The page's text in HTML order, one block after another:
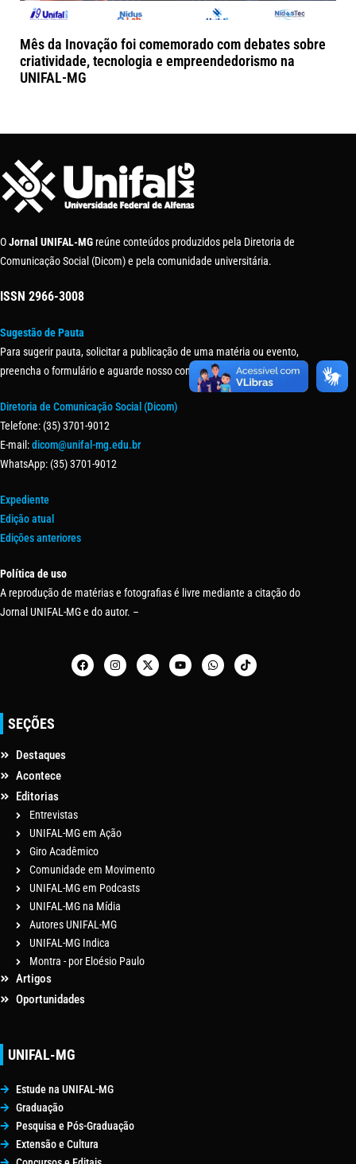
Mês da Inovação foi comemorado com debates sobre
criatividade, tecnologia e empreendedorismo na
UNIFAL-MG
OJornal UNIFAL-MG reúne conteúdos produzidos pela Diretoria de
Comunicação Social (Dicom) e pela comunidade universitária.
ISSN 2966-3008
Sugestão de Pauta
Para sugerir pauta, solicitar a publicação de uma matéria ou evento,
preencha o formulário e aguarde nosso contato.
Diretoria de Comunicação Social (Dicom)
Telefone: (35) 3701-9012
E-mail:dicom@unifal-mg.edu.br
WhatsApp: (35) 3701-9012
Expediente
Edição atual
Edições anteriores
Política de uso
A reprodução de matérias e fotografias é livre mediante a citação do
Jornal UNIFAL-MG e do autor. –
SEÇÕES
Destaques
Acontece
Editorias
Entrevistas
UNIFAL-MG em Ação
Giro Acadêmico
Comunidade em Movimento
UNIFAL-MG em Podcasts
UNIFAL-MG na Mídia
Autores UNIFAL-MG
UNIFAL-MG Indica
Montra - por Eloésio Paulo
Artigos
Oportunidades
UNIFAL-MG
Estude na UNIFAL-MG
Graduação
Pesquisa e Pós-Graduação
Extensão e Cultura